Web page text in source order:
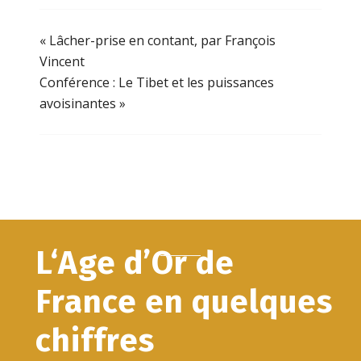
«Lâcher-prise en contant, par François
Vincent
Conférence : Le Tibet et les puissances
avoisinantes »
L‘Age d’Or de
France en quelques
chiffres